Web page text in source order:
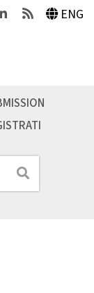
Feeds ENG
Cerca